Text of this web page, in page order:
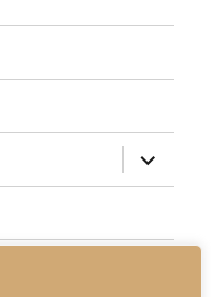
раскрыть
дочернее
меню